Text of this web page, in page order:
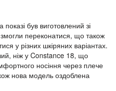
був виготовлений зі
переконатися, що також
у різних шкіряних варіантах.
ніж у Constance 18, що
носіння через плече
нова модель оздоблена